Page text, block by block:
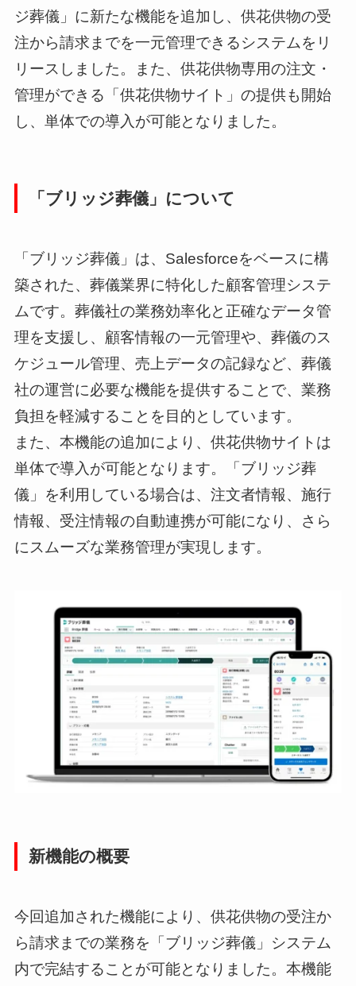
ジ葬儀」に新たな機能を追加し、供花供物の受
注から請求までを一元管理できるシステムをリ
リースしました。また、供花供物専用の注文・
管理ができる「供花供物サイト」の提供も開始
し、単体での導入が可能となりました。
「ブリッジ葬儀」について
「ブリッジ葬儀」は、Salesforceをベースに構
築された、葬儀業界に特化した顧客管理システ
ムです。葬儀社の業務効率化と正確なデータ管
理を支援し、顧客情報の一元管理や、葬儀のス
ケジュール管理、売上データの記録など、葬儀
社の運営に必要な機能を提供することで、業務
負担を軽減することを目的としています。
また、本機能の追加により、供花供物サイトは
単体で導入が可能となります。「ブリッジ葬
儀」を利用している場合は、注文者情報、施行
情報、受注情報の自動連携が可能になり、さら
にスムーズな業務管理が実現します。
新機能の概要
今回追加された機能により、供花供物の受注か
ら請求までの業務を「ブリッジ葬儀」システム
内で完結することが可能となりました。本機能